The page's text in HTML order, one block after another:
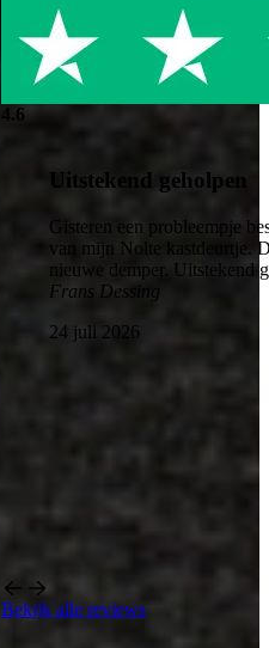
4.6
Uitstekend geholpen
Gisteren een probleempje
van mijn Nolte kastdeurtje.
nieuwe demper. Uitstekend
Frans Dessing
24 juli 2026
Bekijk alle reviews